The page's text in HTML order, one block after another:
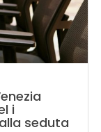
i
seduta